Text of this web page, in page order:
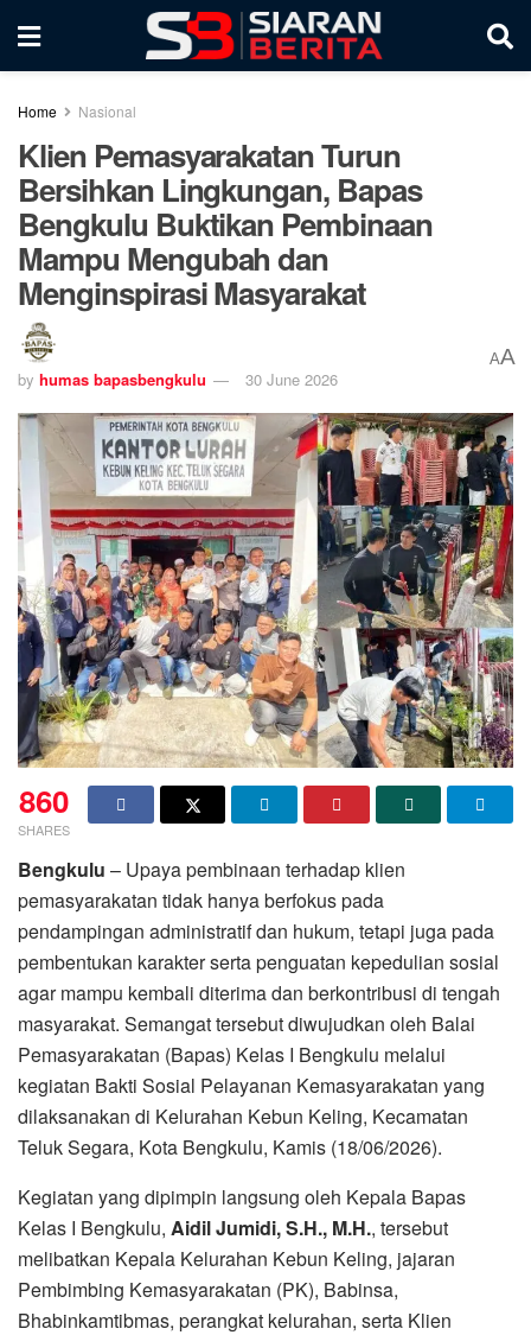
Home Nasional
Klien Pemasyarakatan Turun
Bersihkan Lingkungan, Bapas
Bengkulu Buktikan Pembinaan
Mampu Mengubah dan
Menginspirasi Masyarakat
by humas bapasbengkulu 30 June 2026
AA
860
SHARES
Bengkulu – Upaya pembinaan terhadap klien
pemasyarakatan tidak hanya berfokus pada
pendampingan administratif dan hukum, tetapi juga pada
pembentukan karakter serta penguatan kepedulian sosial
agar mampu kembali diterima dan berkontribusi di tengah
masyarakat. Semangat tersebut diwujudkan oleh Balai
Pemasyarakatan (Bapas) Kelas I Bengkulu melalui
kegiatan Bakti Sosial Pelayanan Kemasyarakatan yang
dilaksanakan di Kelurahan Kebun Keling, Kecamatan
Teluk Segara, Kota Bengkulu, Kamis (18/06/2026).
Kegiatan yang dipimpin langsung oleh Kepala Bapas
Kelas I Bengkulu, Aidil Jumidi, S.H., M.H., tersebut
melibatkan Kepala Kelurahan Kebun Keling, jajaran
Pembimbing Kemasyarakatan (PK), Babinsa,
Bhabinkamtibmas, perangkat kelurahan, serta Klien